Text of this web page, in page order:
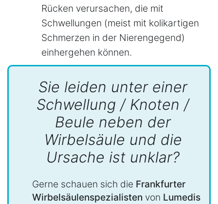
Rücken verursachen, die mit
Schwellungen (meist mit kolikartigen
Schmerzen in der Nierengegend)
einhergehen können.
Sie leiden unter einer
Schwellung / Knoten /
Beule neben der
Wirbelsäule und die
Ursache ist unklar?
Gerne schauen sich die Frankfurter
Wirbelsäulenspezialisten von Lumedis